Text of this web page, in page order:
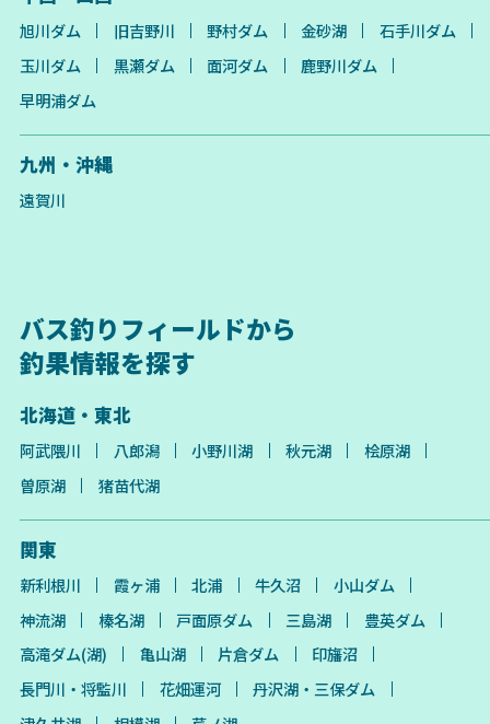
旭川ダム 旧吉野川 野村ダム 金砂湖
石手川ダム
玉川ダム
黒瀬ダム 面河ダム
鹿野川ダム
早明浦ダム
九州・沖縄
遠賀川
バス釣りフィールドから
釣果情報を探す
北海道・東北
阿武隈川 八郎潟 小野川湖 秋元湖
桧原湖
曽原湖
猪苗代湖
関東
新利根川 霞ヶ浦 北浦 牛久沼
小山ダム
神流湖
榛名湖 戸面原ダム 三島湖
豊英ダム
高滝ダム(湖)
亀山湖 片倉ダム
印旛沼
長門川・将監川
花畑運河
丹沢湖・三保ダム